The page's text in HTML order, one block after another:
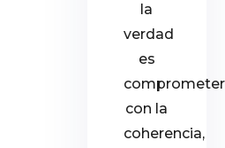
la
verdad
es
con la
coherencia,